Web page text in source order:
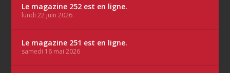
Le magazine 252 est en ligne.
lundi 22 juin 2026
Le magazine 251 est en ligne.
samedi 16 mai 2026